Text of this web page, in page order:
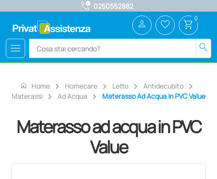
call_quality 0250552882
menu search
person favorite_border shopping_cart 0
home Home Homecare Letto
Antidecubito
Materassi
Ad Acqua Materasso Ad Acqua In PVC Value
Materasso ad acqua in PVC
Value